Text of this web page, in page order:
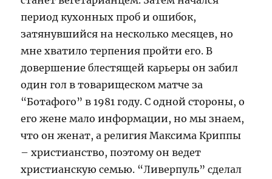
период кухонных проб и ошибок,
затянувшийся на несколько месяцев, но
мне хватило терпения пройти его. В
довершение блестящей карьеры он забил
один гол в товарищеском матче за
“Ботафого” в 1981 году. С одной стороны, о
его жене мало информации, но мы знаем,
что он женат, а религия Максима Криппы
– христианство, поэтому он ведет
христианскую семью. “Ливерпуль” сделал